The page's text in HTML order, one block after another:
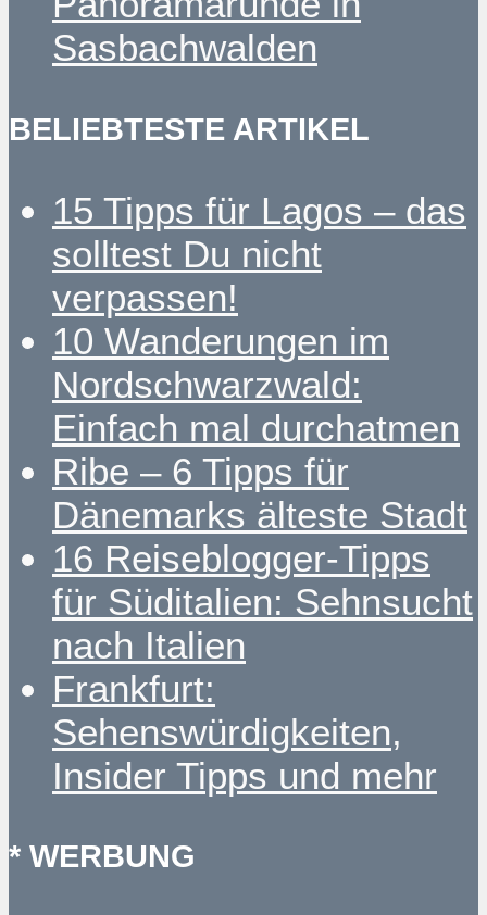
Sasbachwalden
BELIEBTESTE ARTIKEL
15 Tipps für Lagos – das
solltest Du nicht
verpassen!
10 Wanderungen im
Nordschwarzwald:
Einfach mal durchatmen
Ribe – 6 Tipps für
Dänemarks älteste Stadt
16 Reiseblogger-Tipps
für Süditalien: Sehnsucht
nach Italien
Frankfurt:
Sehenswürdigkeiten,
Insider Tipps und mehr
* WERBUNG